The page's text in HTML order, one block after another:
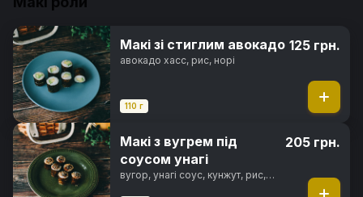
Макі зі стиглим авокадо
авокадо хасс, рис, норі
110 г
125 грн.
Макі з вугрем під
соусом унагі
вугор, унагі соус, кунжут, рис,
205 грн.